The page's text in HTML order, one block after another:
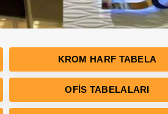
KROM HARF TABELA
OFIS TABELALARI